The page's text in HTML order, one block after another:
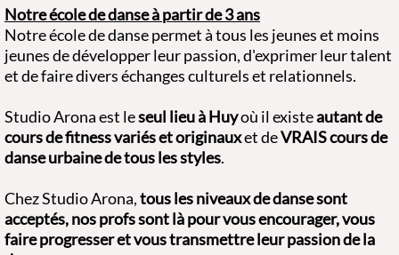
Notre école de danse à partir de 3 ans
Notre école de danse permet à tous les jeunes et moins
jeunes de développer leur passion, d'exprimer leur talent
et de faire divers échanges culturels et relationnels.
Studio Arona est leseul lieu à Huyoù il existeautant de
cours de fitness variés et originauxet deVRAIS cours de
danse urbaine de tous les styles.
Chez Studio Arona,tous les niveaux de danse sont
acceptés, nos profs sont là pour vous encourager, vous
faire progresser et vous transmettre leur passion de la